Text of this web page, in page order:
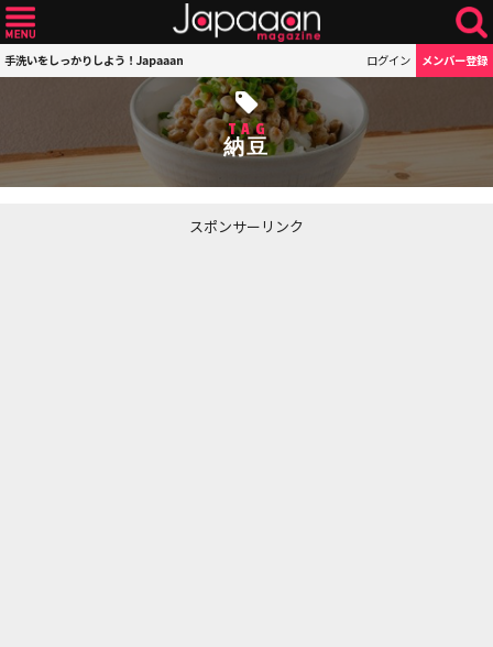
手洗いをしっかりしよう！Japaaan ログイン メンバー登録
TAG
納豆
スポンサーリンク